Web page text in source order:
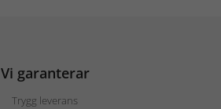
Vi garanterar
Trygg leverans